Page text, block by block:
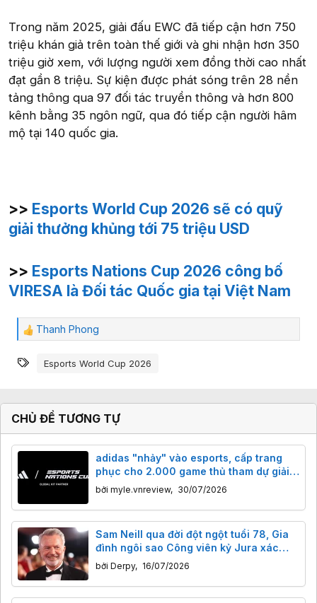
Trong năm 2025, giải đấu EWC đã tiếp cận hơn 750
triệu khán giả trên toàn thế giới và ghi nhận hơn 350
triệu giờ xem, với lượng người xem đồng thời cao nhất
đạt gần 8 triệu. Sự kiện được phát sóng trên 28 nền
tảng thông qua 97 đối tác truyền thông và hơn 800
kênh bằng 35 ngôn ngữ, qua đó tiếp cận người hâm
mộ tại 140 quốc gia.
>> Esports World Cup 2026 sẽ có quỹ
giải thưởng khủng tới 75 triệu USD
>> Esports Nations Cup 2026 công bố
VIRESA là Đối tác Quốc gia tại Việt Nam
C
m
c
:
Thanh Phong
Từ khóa
Esports World Cup 2026
CHỦ ĐỀ TƯƠNG TỰ
adidas "nhảy" vào esports, cấp trang
phục cho 2.000 game thủ tham dự giải
Esports Nations Cup
bởi myle.vnreview, 30/07/2026
Sam Neill qua đời đột ngột tuổi 78, Gia
đình ngôi sao Công viên kỷ Jura xác
nhận ông đã khỏi ung thư, nhưng
nguyên nhân cái chết chưa rõ
bởi Derpy, 16/07/2026